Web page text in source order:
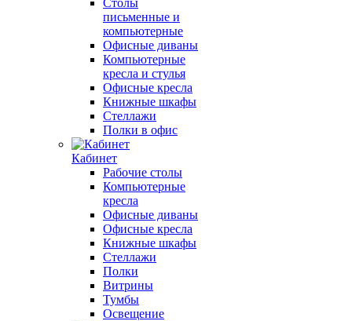
Столы
письменные и
компьютерные
Офисные диваны
Компьютерные
кресла и стулья
Офисные кресла
Книжные шкафы
Стеллажи
Полки в офис
Кабинет
Рабочие столы
Компьютерные
кресла
Офисные диваны
Офисные кресла
Книжные шкафы
Стеллажи
Полки
Витрины
Тумбы
Освещение